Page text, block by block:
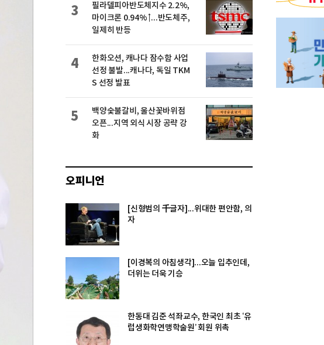
필라델피아반도체지수 2.2%,
마이크론 0.94%↑...반도체주,
일제히 반등
3
한화오션, 캐나다 잠수함 사업
선정 불발...캐나다, 독일 TKM
S 선정 발표
4
백양숯불갈비, 울산꽃바위점
오픈...지역 외식 시장 공략 강
화
5
오피니언
[신형범의 千글자]...위대한 편안함, 의
자
[이경복의 아침생각]...오늘 입추인데,
더위는 더욱 기승
한동대 김준 석좌교수, 한국인 최초 ‘유
럽생화학연맹학술원’ 회원 위촉